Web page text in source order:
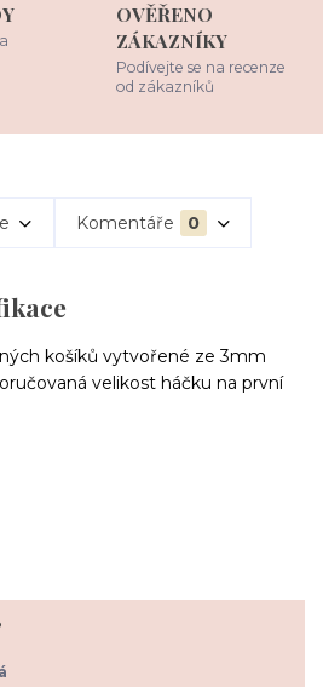
OVĚŘENO
ZÁKAZNÍKY
Podívejte se na recenze
od zákazníků
Komentáře 0
košíků vytvořené ze 3mm
velikost háčku na první